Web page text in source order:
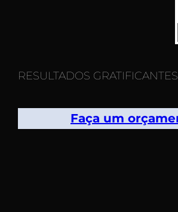
RESULTADOS GRATIFICANTES
Faça um